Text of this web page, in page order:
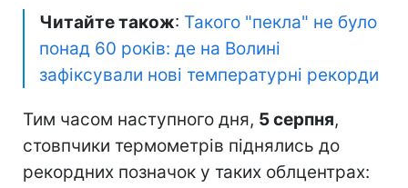
Читайте також: Такого "пекла" не було
понад 60 років: де на Волині
зафіксували нові температурні рекорди
Тим часом наступного дня, 5 серпня,
стовпчики термометрів піднялись до
рекордних позначок у таких облцентрах: